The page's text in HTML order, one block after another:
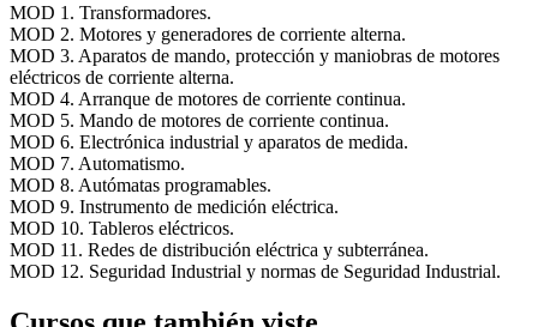
MOD 1. Transformadores.
MOD 2. Motores y generadores de corriente alterna.
MOD 3. Aparatos de mando, protección y maniobras de motores
eléctricos de corriente alterna.
MOD 4. Arranque de motores de corriente continua.
MOD 5. Mando de motores de corriente continua.
MOD 6. Electrónica industrial y aparatos de medida.
MOD 7. Automatismo.
MOD 8. Autómatas programables.
MOD 9. Instrumento de medición eléctrica.
MOD 10. Tableros eléctricos.
MOD 11. Redes de distribución eléctrica y subterránea.
MOD 12. Seguridad Industrial y normas de Seguridad Industrial.